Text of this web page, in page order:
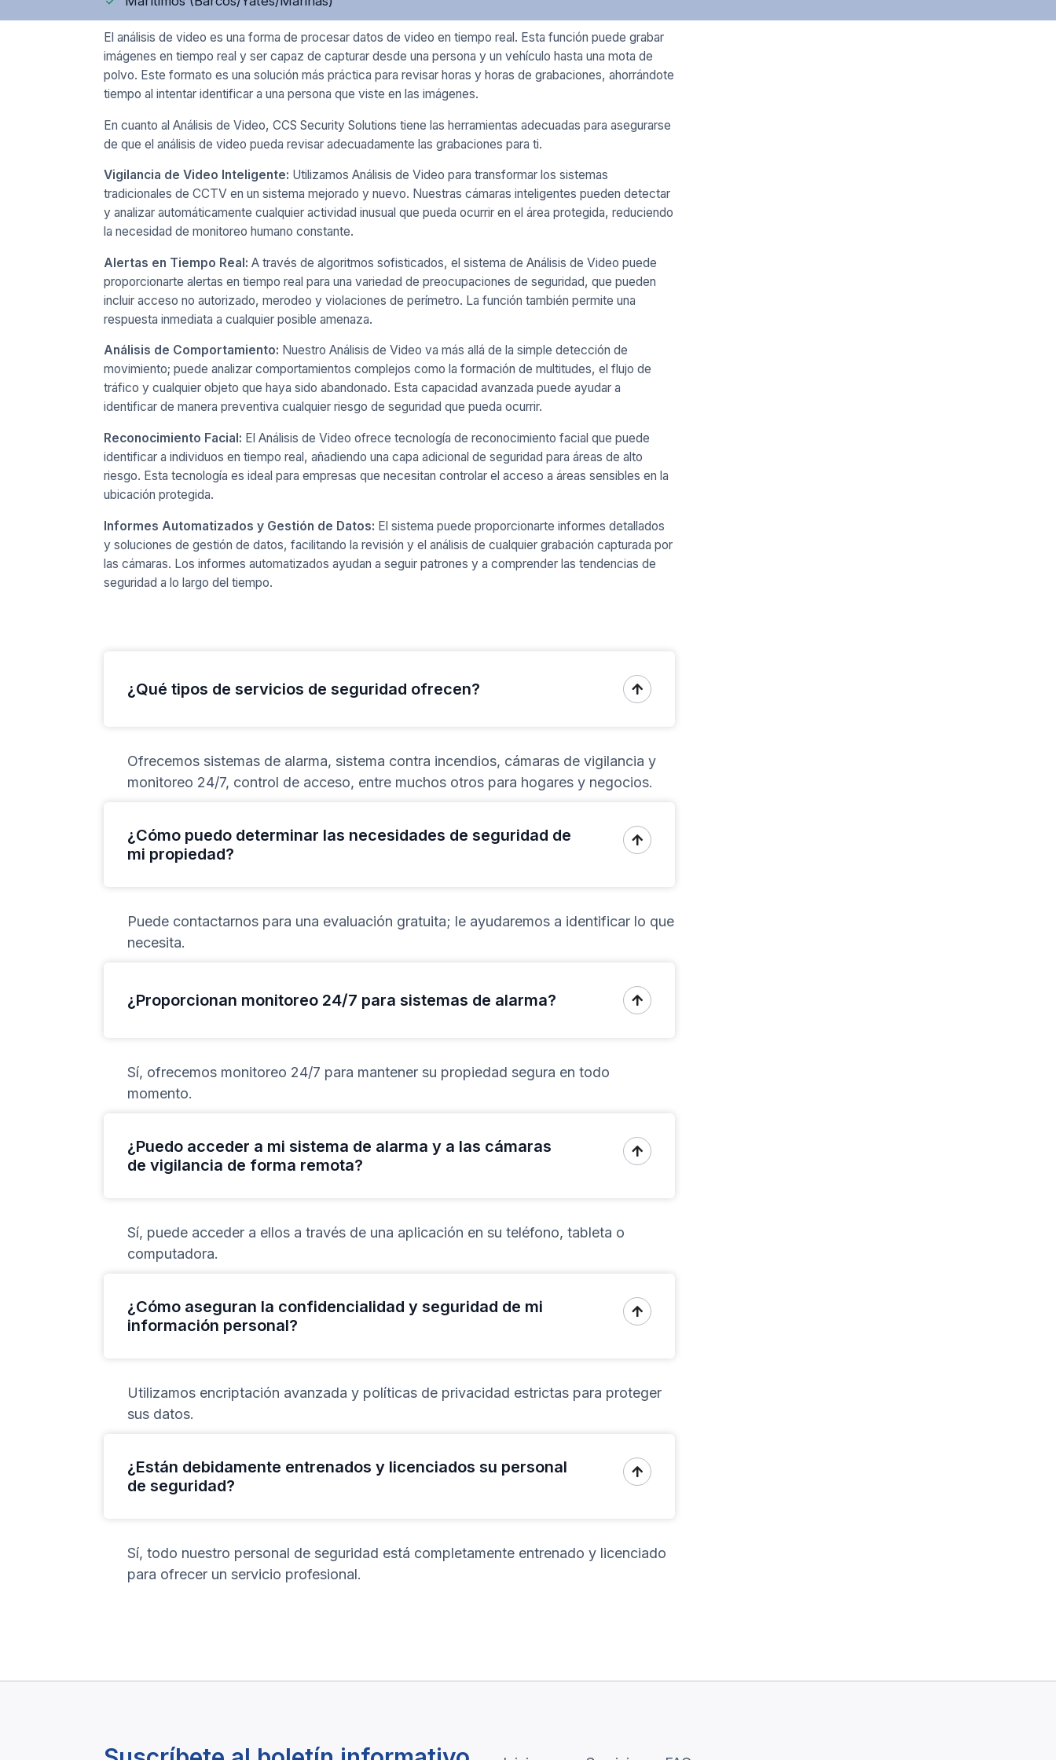
El análisis de video es una forma de procesar datos de video en tiempo real. Esta función puede grabar
imágenes en tiempo real y ser capaz de capturar desde una persona y un vehículo hasta una mota de
polvo. Este formato es una solución más práctica para revisar horas y horas de grabaciones, ahorrándote
tiempo al intentar identificar a una persona que viste en las imágenes.
En cuanto al Análisis de Video, CCS Security Solutions tiene las herramientas adecuadas para asegurarse
de que el análisis de video pueda revisar adecuadamente las grabaciones para ti.
Vigilancia de Video Inteligente: Utilizamos Análisis de Video para transformar los sistemas
tradicionales de CCTV en un sistema mejorado y nuevo. Nuestras cámaras inteligentes pueden detectar
y analizar automáticamente cualquier actividad inusual que pueda ocurrir en el área protegida, reduciendo
la necesidad de monitoreo humano constante.
Alertas en Tiempo Real: A través de algoritmos sofisticados, el sistema de Análisis de Video puede
proporcionarte alertas en tiempo real para una variedad de preocupaciones de seguridad, que pueden
incluir acceso no autorizado, merodeo y violaciones de perímetro. La función también permite una
respuesta inmediata a cualquier posible amenaza.
Análisis de Comportamiento: Nuestro Análisis de Video va más allá de la simple detección de
movimiento; puede analizar comportamientos complejos como la formación de multitudes, el flujo de
tráfico y cualquier objeto que haya sido abandonado. Esta capacidad avanzada puede ayudar a
identificar de manera preventiva cualquier riesgo de seguridad que pueda ocurrir.
Reconocimiento Facial: El Análisis de Video ofrece tecnología de reconocimiento facial que puede
identificar a individuos en tiempo real, añadiendo una capa adicional de seguridad para áreas de alto
riesgo. Esta tecnología es ideal para empresas que necesitan controlar el acceso a áreas sensibles en la
ubicación protegida.
Informes Automatizados y Gestión de Datos: El sistema puede proporcionarte informes detallados
y soluciones de gestión de datos, facilitando la revisión y el análisis de cualquier grabación capturada por
las cámaras. Los informes automatizados ayudan a seguir patrones y a comprender las tendencias de
seguridad a lo largo del tiempo.
¿Qué tipos de servicios de seguridad ofrecen? 
Ofrecemos sistemas de alarma, sistema contra incendios, cámaras de vigilancia y
monitoreo 24/7, control de acceso, entre muchos otros para hogares y negocios.
¿Cómo puedo determinar las necesidades de seguridad de
mi propiedad?

Puede contactarnos para una evaluación gratuita; le ayudaremos a identificar lo que
necesita.
¿Proporcionan monitoreo 24/7 para sistemas de alarma? 
Sí, ofrecemos monitoreo 24/7 para mantener su propiedad segura en todo
momento.
¿Puedo acceder a mi sistema de alarma y a las cámaras
de vigilancia de forma remota?

Sí, puede acceder a ellos a través de una aplicación en su teléfono, tableta o
computadora.
¿Cómo aseguran la confidencialidad y seguridad de mi
información personal?

Utilizamos encriptación avanzada y políticas de privacidad estrictas para proteger
sus datos.
¿Están debidamente entrenados y licenciados su personal
de seguridad?

Sí, todo nuestro personal de seguridad está completamente entrenado y licenciado
para ofrecer un servicio profesional.
Suite 216, PMB 349